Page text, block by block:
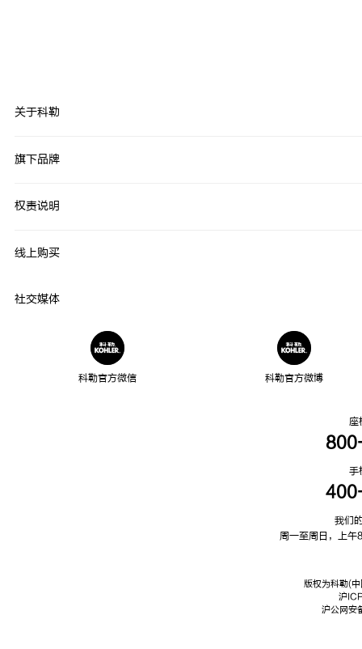
关于科勒
旗下品牌
权责说明
线上购买
社交媒体
科勒官方微信 科勒官方微博
座
手
我们
周一至周日，上午
版权为科勒(
沪
沪公网